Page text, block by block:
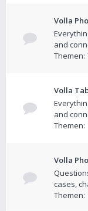
Volla
and
Themen:
Volla
and
Themen:
Volla
cases,
Themen: